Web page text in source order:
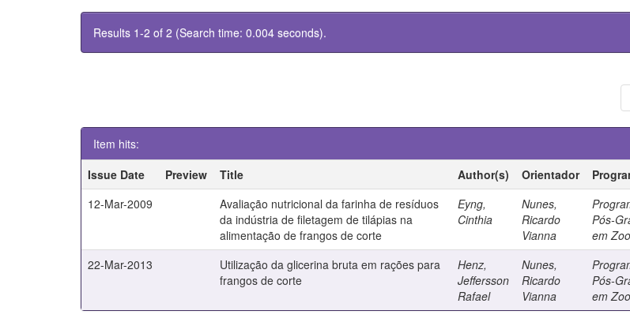
Results 1-2 of 2 (Search time: 0.004 seconds).
Item hits:
Issue Date
Preview Title Author(s) Orientador
12-Mar-2009
Avaliação nutricional da farinha de resíduos
da indústria de filetagem de tilápias na
alimentação de frangos de corte
Eyng,
Cinthia
Nunes,
Ricardo
Vianna
Pós-
em
22-Mar-2013
Utilização da glicerina bruta em rações para
frangos de corte
Henz,
Jeffersson
Rafael
Nunes,
Ricardo
Vianna
Pós-
em